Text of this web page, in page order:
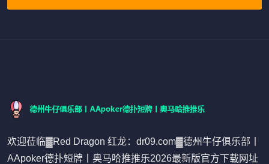
欢迎莅临▓Red Dragon 红龙：dr09.com▓德州牛仔俱乐部丨
AApoker德扑短牌丨奥马哈推推乐2026最新版官方下载网址